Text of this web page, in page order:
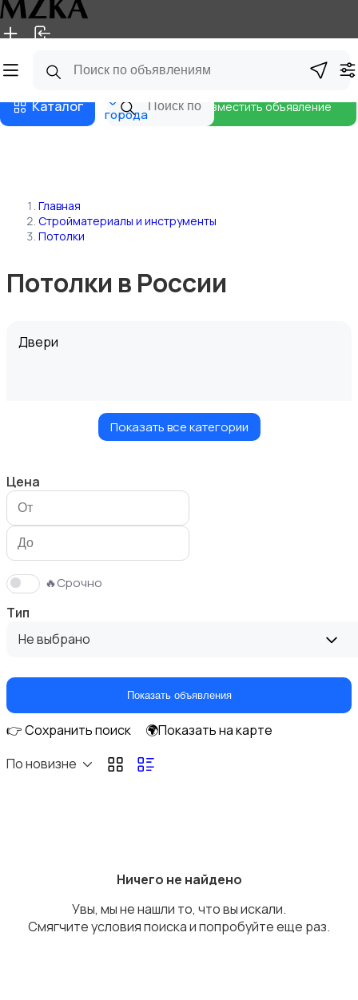
Главная Магазины
Каталог
города
Разместить объявление
Главная
Стройматериалы и инструменты
Потолки
Потолки в России
Двери
Окна
Отопление и вентиляция1
Ручные инструменты
Показать все категории
Цена
🔥Срочно
Тип
Не выбрано
Показать объявления
👉 Сохранить поиск
🌍Показать на карте
По новизне
Ничего не найдено
Увы, мы не нашли то, что вы искали.
Смягчите условия поиска и попробуйте еще раз.